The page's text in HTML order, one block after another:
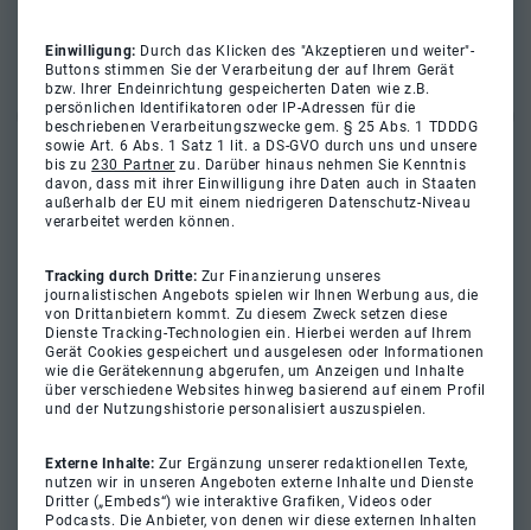
Einwilligung: Durch das Klicken des "Akzeptieren und weiter"-
Buttons stimmen Sie der Verarbeitung der auf Ihrem Gerät
bzw. Ihrer Endeinrichtung gespeicherten Daten wie z.B.
persönlichen Identifikatoren oder IP-Adressen für die
beschriebenen Verarbeitungszwecke gem. § 25 Abs. 1 TDDDG
sowie Art. 6 Abs. 1 Satz 1 lit. a DS-GVO durch uns und unsere
bis zu230 Partner zu. Darüber hinaus nehmen Sie Kenntnis
davon, dass mit ihrer Einwilligung ihre Daten auch in Staaten
außerhalb der EU mit einem niedrigeren Datenschutz-Niveau
verarbeitet werden können.
Tracking durch Dritte: Zur Finanzierung unseres
journalistischen Angebots spielen wir Ihnen Werbung aus, die
von Drittanbietern kommt. Zu diesem Zweck setzen diese
Dienste Tracking-Technologien ein. Hierbei werden auf Ihrem
Gerät Cookies gespeichert und ausgelesen oder Informationen
wie die Gerätekennung abgerufen, um Anzeigen und Inhalte
über verschiedene Websites hinweg basierend auf einem Profil
und der Nutzungshistorie personalisiert auszuspielen.
Externe Inhalte:Zur Ergänzung unserer redaktionellen Texte,
nutzen wir in unseren Angeboten externe Inhalte und Dienste
Dritter („Embeds“) wie interaktive Grafiken, Videos oder
Podcasts. Die Anbieter, von denen wir diese externen Inhalten